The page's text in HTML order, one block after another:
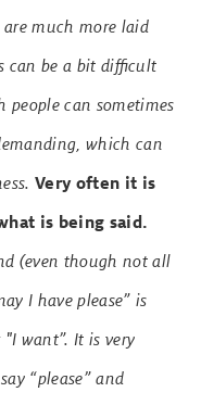
much more laid
can be a bit difficult
people can sometimes
which can
Very often it is
is being said.
(even though not all
I have please” is
want”. It is very
“please” and